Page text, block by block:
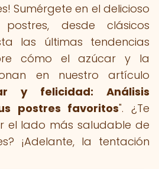
Sumérgete en el delicioso
desde clásicos
las últimas tendencias
cómo el azúcar y la
en nuestro artículo
y felicidad: Análisis
postres favoritos". ¿Te
el lado más saludable de
¡Adelante, la tentación